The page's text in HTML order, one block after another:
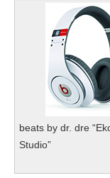
beats by dr. dre
Studio”